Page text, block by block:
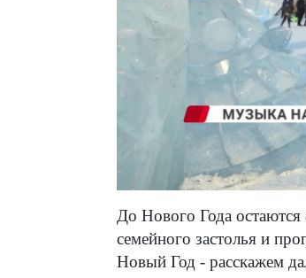
До Нового Года остаются
семейного застолья и
Новый Год - расскажем